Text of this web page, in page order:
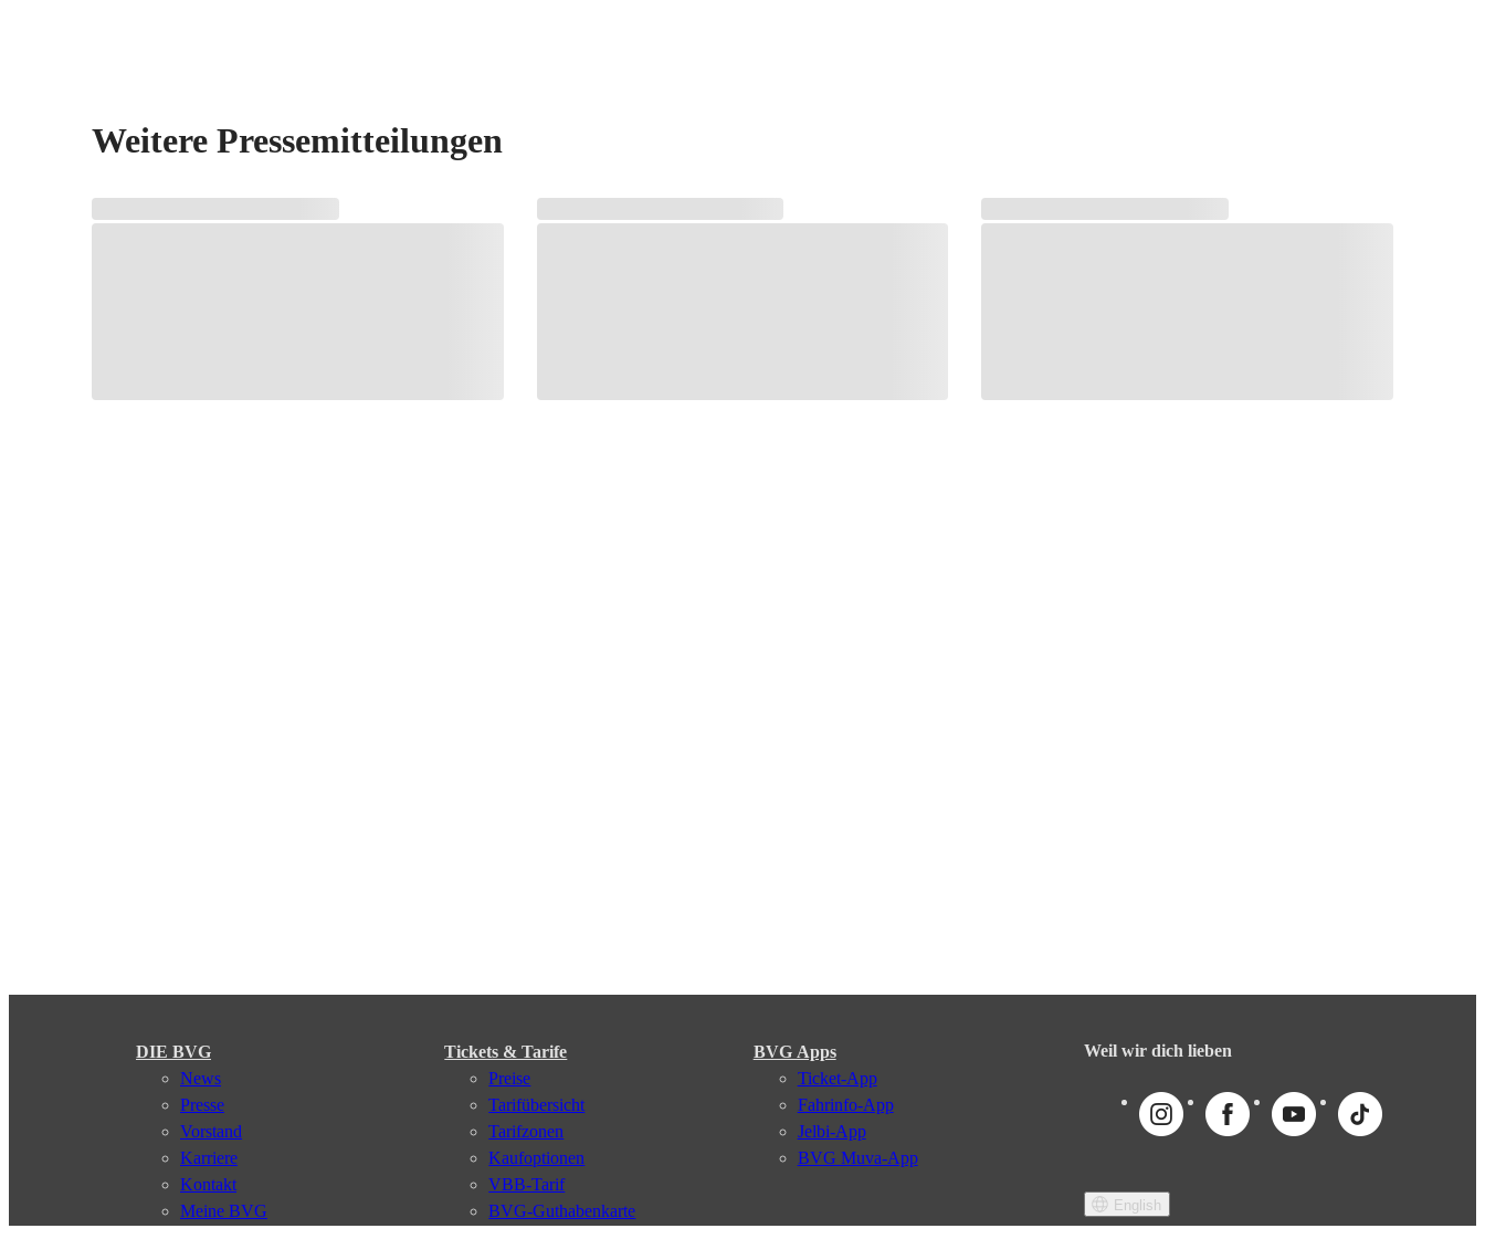
Weitere Pressemitteilungen
DIE BVG
News
Presse
Vorstand
Karriere
Kontakt
Meine BVG
Tickets & Tarife
Preise
Tarifübersicht
Tarifzonen
Kaufoptionen
VBB-Tarif
BVG-Guthabenkarte
BVG Apps
Ticket-App
Fahrinfo-App
Jelbi-App
BVG Muva-App
Weil wir dich lieben
English